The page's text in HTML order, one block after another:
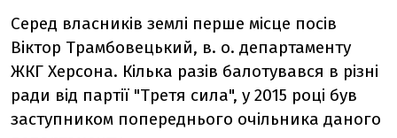
Серед власників землі перше місце посів
Віктор Трамбовецький, в. о. департаменту
ЖКГ Херсона. Кілька разів балотувався в різні
ради від партії "Третя сила", у 2015 році був
заступником попереднього очільника даного